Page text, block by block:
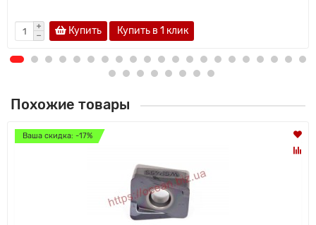
Купить Купить в 1 клик
Похожие товары
Ваша скидка: -17%